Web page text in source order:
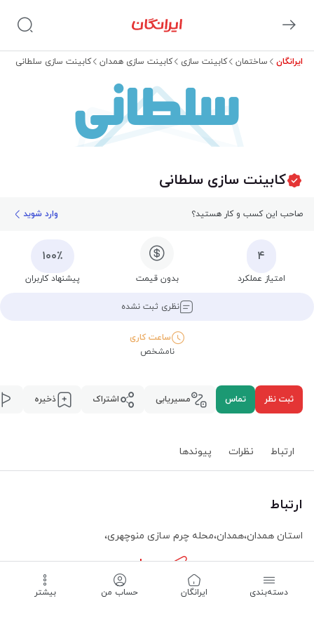
ایرانگان ساختمان کابینت سازی کابینت سازی همدان کابینت سازی سلطانی
سلطانی
کابینت سازی سلطانی
صاحب این کسب و کار هستید؟ وارد شوید
۴
امتیاز عملکرد بدون قیمت
۱۰۰٪
پیشنهاد کاربران
نظری ثبت نشده
ساعت کاری
نامشخص
ثبت نظر تماس مسیریابی اشتراک ذخیره
ارتباط نظرات پیوند‌ها
ارتباط
استان همدان،همدان،محله چرم سازی منوچهری،
مسیریابی
دسته‌بندی ‌ایرانگان حساب من بیشتر